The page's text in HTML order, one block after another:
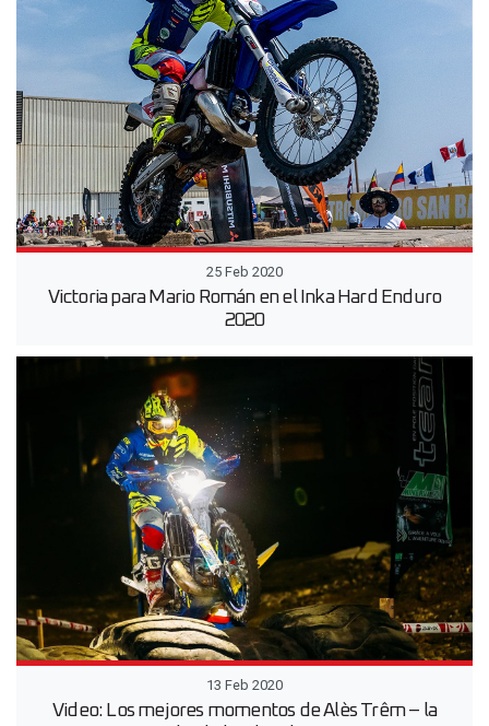
25 Feb 2020
Victoria para Mario Román en el Inka Hard Enduro
2020
13 Feb 2020
Video: Los mejores momentos de Alès Trêm – la